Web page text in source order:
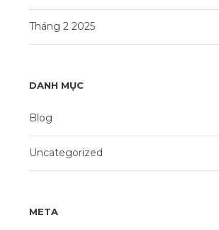
Tháng 2 2025
DANH MỤC
Blog
Uncategorized
META